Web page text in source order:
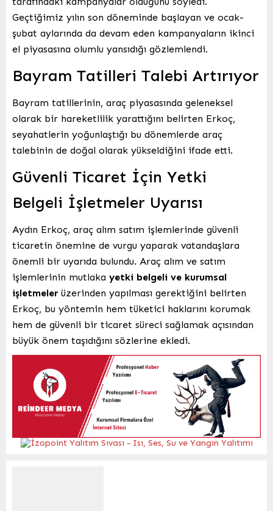
Geçtiğimiz yılın son döneminde başlayan ve ocak-
şubat aylarında da devam eden kampanyaların ikinci
el piyasasına olumlu yansıdığı gözlemlendi.
Bayram Tatilleri Talebi Artırıyor
Bayram tatillerinin, araç piyasasında geleneksel
olarak bir hareketlilik yarattığını belirten Erkoç,
seyahatlerin yoğunlaştığı bu dönemlerde araç
talebinin de doğal olarak yükseldiğini ifade etti.
Güvenli Ticaret İçin Yetki
Belgeli İşletmeler Uyarısı
Aydın Erkoç, araç alım satım işlemlerinde güvenli
ticaretin önemine de vurgu yaparak vatandaşlara
önemli bir uyarıda bulundu. Araç alım ve satım
işlemlerinin mutlaka yetki belgeli ve kurumsal
işletmeler üzerinden yapılması gerektiğini belirten
Erkoç, bu yöntemin hem tüketici haklarını korumak
hem de güvenli bir ticaret süreci sağlamak açısından
büyük önem taşıdığını sözlerine ekledi.